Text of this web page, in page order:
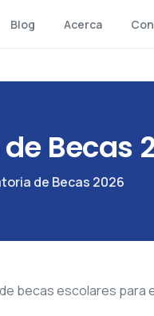
Blog Acerca
de Becas
de Becas 2026
becas escolares para